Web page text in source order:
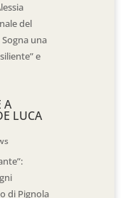
del
una
e
A
LUCA
di Pignola